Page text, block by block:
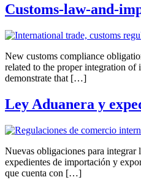
Customs-law-and-
New customs compliance
related to the proper integration of
demonstrate that […]
Ley Aduanera y
Nuevas obligaciones para integrar
expedientes de importación y
que cuenta con […]